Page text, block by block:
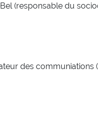
(responsable du
des communiations